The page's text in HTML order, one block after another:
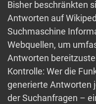
Bisher beschränkten
Antworten auf
Suchmaschine
Webquellen, um
Antworten
Kontrolle: Wer die
generierte Antworten
der Suchanfragen –